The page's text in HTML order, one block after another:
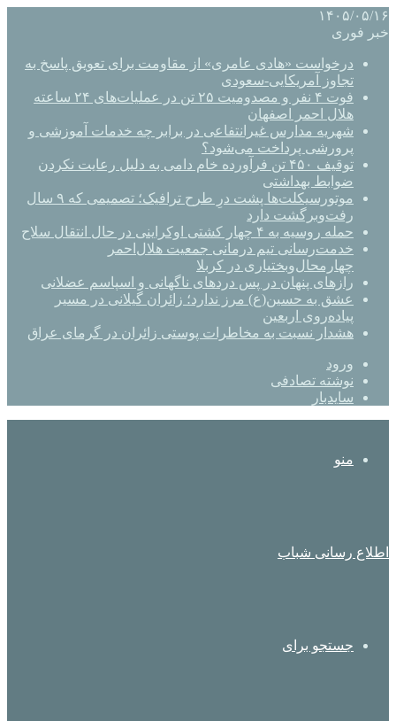
۱۴۰۵/۰۵/۱۶
خبر فوری
درخواست «هادی عامری» از مقاومت برای تعویق پاسخ به
تجاوز آمریکایی-سعودی
فوت ۴ نفر و مصدومیت ۲۵ تن در عملیات‌های ۲۴ ساعته
هلال احمر اصفهان
شهریه مدارس غیرانتفاعی در برابر چه خدمات آموزشی و
پرورشی پرداخت می‌شود؟
توقیف ۴۵۰ تن فرآورده خام دامی به دلیل رعایت نکردن
ضوابط بهداشتی
موتورسیکلت‌ها پشت درِ طرح ترافیک؛ تصمیمی که ۹ سال
رفت‌وبرگشت دارد
حمله روسیه به ۴ چهار کشتی اوکراینی در حال انتقال سلاح
خدمت‌رسانی تیم درمانی جمعیت هلال‌احمر
چهارمحال‌وبختیاری در کربلا
رازهای پنهان در پس دردهای ناگهانی و اسپاسم عضلانی
عشق به حسین(ع) مرز ندارد؛ زائران گیلانی در مسیر
پیاده‌روی اربعین
هشدار نسبت به مخاطرات پوستی زائران در گرمای عراق
ورود
نوشته تصادفی
سایدبار
منو
اطلاع رسانی شباب
جستجو برای